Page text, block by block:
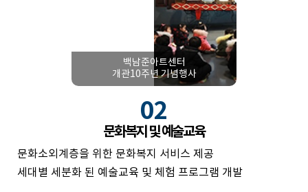
백남준아트센터
개관10주년 기념행사
02
문화복지 및 예술교육
문화소외계층을 위한 문화복지 서비스 제공
세대별 세분화 된 예술교육 및 체험 프로그램 개발